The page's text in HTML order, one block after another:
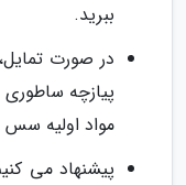
ببرید.
در صورت
پیازچه
مواد اولیه سس
پیشنهاد می